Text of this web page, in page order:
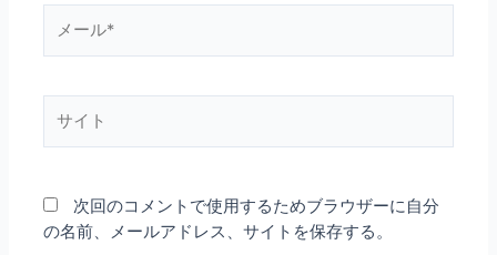
ー
*
次回のコメントで使用するためブラウザーに自分
の名前、メールアドレス、サイトを保存する。